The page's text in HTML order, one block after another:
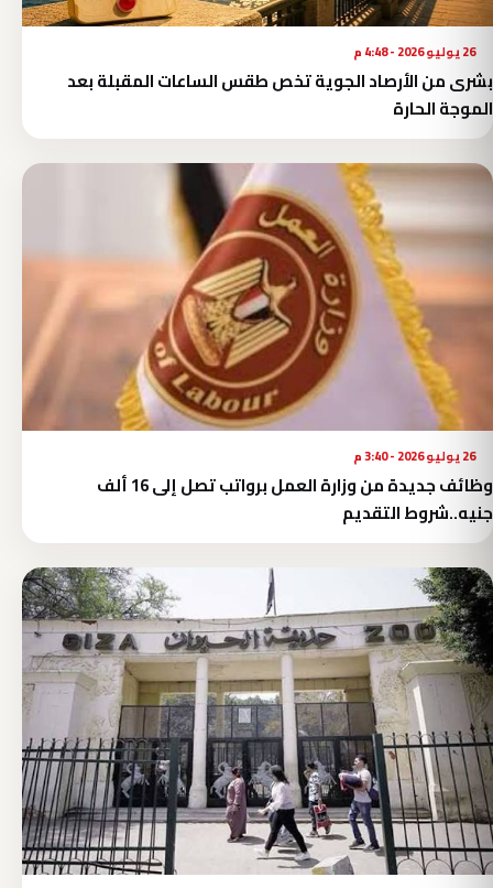
26 يوليو 2026 - 4:48 م
بشرى من الأرصاد الجوية تخص طقس الساعات المقبلة بعد
الموجة الحارة
26 يوليو 2026 - 3:40 م
وظائف جديدة من وزارة العمل برواتب تصل إلى 16 ألف
جنيه..شروط التقديم